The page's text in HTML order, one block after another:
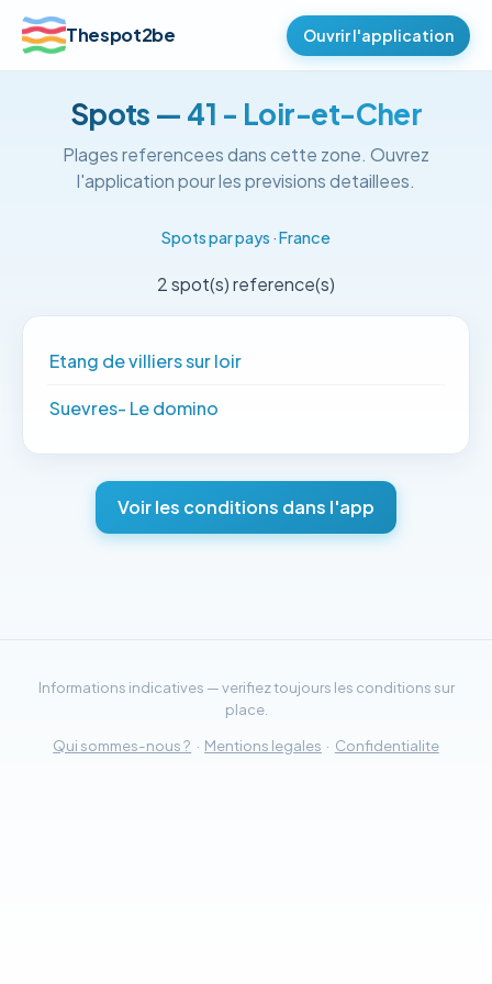
Thespot2be Ouvrir l'application
Spots — 41 - Loir-et-Cher
Plages referencees dans cette zone. Ouvrez
l'application pour les previsions detaillees.
Spots par pays ·France
2 spot(s) reference(s)
Etang de villiers sur loir
Suevres- Le domino
Voir les conditions dans l'app
Informations indicatives — verifiez toujours les conditions sur
place.
Qui sommes-nous ? · Mentions legales · Confidentialite